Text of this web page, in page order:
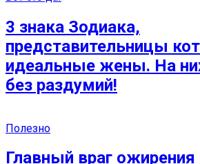
3 знака Зодиака,
представительницы
идеальные жены. На
без раздумий!
Полезно
Главный враг ожирения